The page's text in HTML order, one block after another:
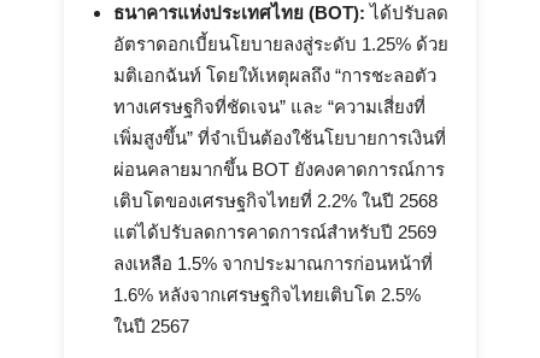
ธนาคารแห่งประเทศไทย (BOT): ได้ปรับลด
อัตราดอกเบี้ยนโยบายลงสู่ระดับ 1.25% ด้วย
มติเอกฉันท์ โดยให้เหตุผลถึง “การชะลอตัว
ทางเศรษฐกิจที่ชัดเจน” และ “ความเสี่ยงที่
เพิ่มสูงขึ้น” ที่จำเป็นต้องใช้นโยบายการเงินที่
ผ่อนคลายมากขึ้น BOT ยังคงคาดการณ์การ
เติบโตของเศรษฐกิจไทยที่ 2.2% ในปี 2568
แต่ได้ปรับลดการคาดการณ์สำหรับปี 2569
ลงเหลือ 1.5% จากประมาณการก่อนหน้าที่
1.6% หลังจากเศรษฐกิจไทยเติบโต 2.5%
ในปี 2567